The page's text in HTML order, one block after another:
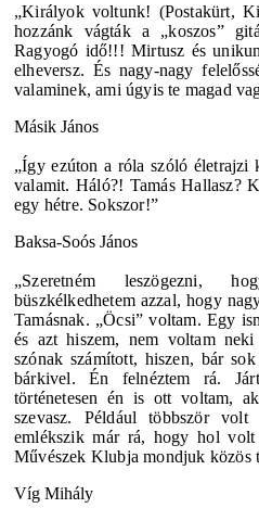
„Királyok voltunk! (Postakürt,
hozzánk vágták a „koszos”
Ragyogó idő!!! Mirtusz és
elheversz. És nagy-nagy
valaminek, ami úgyis te magad
Másik János
„Így ezúton a róla szóló életrajzi
valamit. Háló?! Tamás Hallasz?
egy hétre. Sokszor!”
Baksa-Soós János
„Szeretném leszögezni,
büszkélkedhetem azzal, hogy
Tamásnak. „Öcsi” voltam. Egy
és azt hiszem, nem voltam
szónak számított, hiszen, bár
bárkivel. Én felnéztem rá.
történetesen én is ott voltam,
szevasz. Például többször
emlékszik már rá, hogy hol
Művészek Klubja mondjuk közös
Víg Mihály